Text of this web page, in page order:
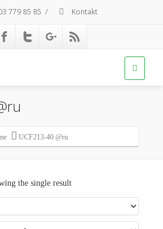
779 85 85 / Kontakt
UCF213-40 @ru
the single result